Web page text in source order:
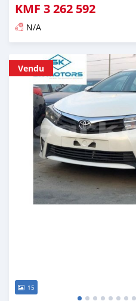
KMF 3 262 592
N/A
Publié il y a presque 6 ans
Vendu
15